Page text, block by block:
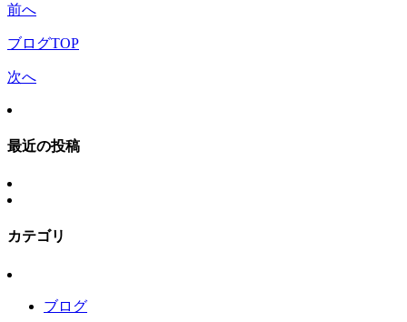
前へ
ブログTOP
次へ
最近の投稿
カテゴリ
ブログ